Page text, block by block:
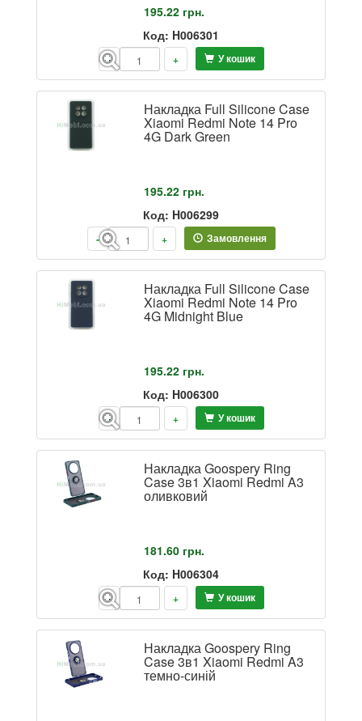
195.22 грн.
Код: H006301
- + У кошик
Накладка Full Silicone Case
Xiaomi Redmi Note 14 Pro
4G Dark Green
195.22 грн.
Код: H006299
- + Замовлення
Накладка Full Silicone Case
Xiaomi Redmi Note 14 Pro
4G Midnight Blue
195.22 грн.
Код: H006300
- + У кошик
Накладка Goospery Ring
Case 3в1 Xiaomi Redmi A3
оливковий
181.60 грн.
Код: H006304
- + У кошик
Накладка Goospery Ring
Case 3в1 Xiaomi Redmi A3
темно-синій